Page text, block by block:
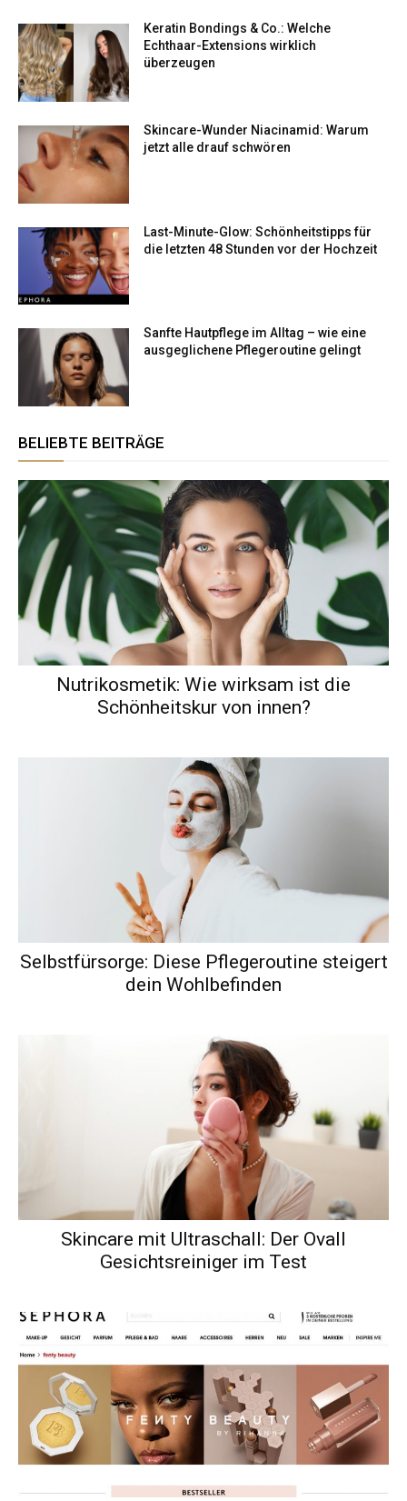
Keratin Bondings & Co.: Welche
Echthaar-Extensions wirklich
überzeugen
Skincare-Wunder Niacinamid: Warum
jetzt alle drauf schwören
Last-Minute-Glow: Schönheitstipps für
die letzten 48 Stunden vor der Hochzeit
Sanfte Hautpflege im Alltag – wie eine
ausgeglichene Pflegeroutine gelingt
BELIEBTE BEITRÄGE
Nutrikosmetik: Wie wirksam ist die
Schönheitskur von innen?
Selbstfürsorge: Diese Pflegeroutine steigert
dein Wohlbefinden
Skincare mit Ultraschall: Der Ovall
Gesichtsreiniger im Test